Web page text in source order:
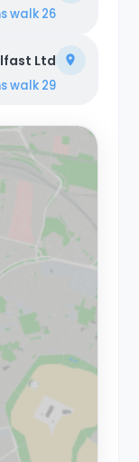
26 mins
walk
Ltd
29 mins
walk